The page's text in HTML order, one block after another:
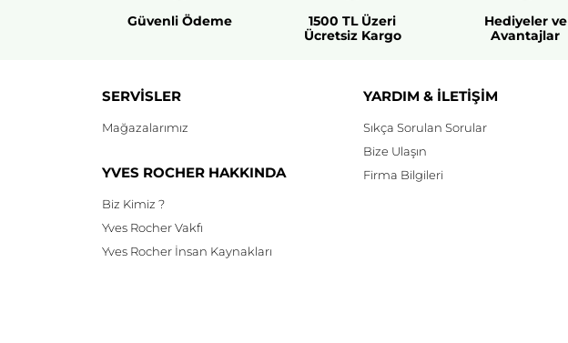
Güvenli Ödeme
1500 TL Üzeri
Ücretsiz Kargo
Hediyeler ve
Avantajlar
SERVİSLER
Mağazalarımız
YVES ROCHER HAKKINDA
Biz Kimiz ?
Yves Rocher Vakfı
Yves Rocher İnsan Kaynakları
YARDIM & İLETİŞİM
Sıkça Sorulan Sorular
Bize Ulaşın
Firma Bilgileri